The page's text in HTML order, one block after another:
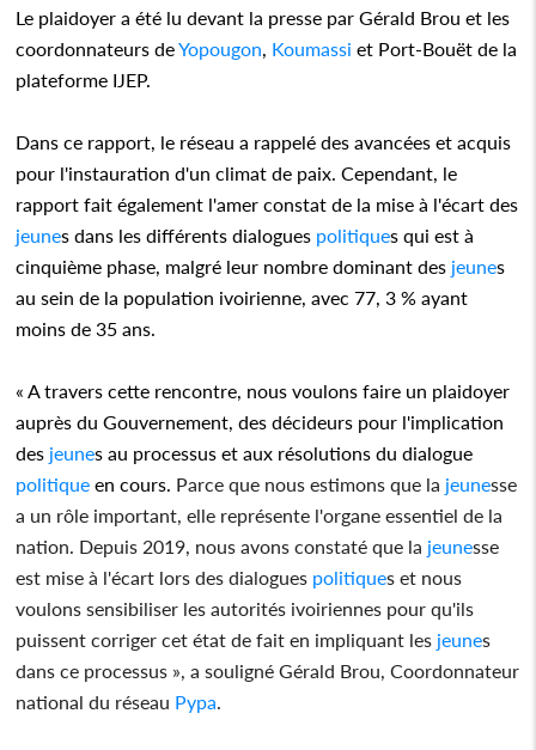
Le plaidoyer a été lu devant la presse par Gérald Brou et les
coordonnateurs deYopougon Koumassi et Port-Bouët de la
plateforme IJEP.
Dans ce rapport, le réseau a rappelé des avancées et acquis
pour l'instauration d'un climat de paix. Cependant, le
rapport fait également l'amer constat de la mise à l'écart des
jeunes dans les différents dialogues politiques qui est à
cinquième phase, malgré leur nombre dominant des jeunes
au sein de la population ivoirienne, avec 77, 3 % ayant
moins de 35 ans.
« A travers cette rencontre, nous voulons faire un plaidoyer
auprès du Gouvernement, des décideurs pour l'implication
des jeunes au processus et aux résolutions du dialogue
politique en cours. Parce que nous estimons que la jeunesse
a un rôle important, elle représente l'organe essentiel de la
nation. Depuis 2019, nous avons constaté que la jeunesse
est mise à l'écart lors des dialogues politiques et nous
voulons sensibiliser les autorités ivoiriennes pour qu'ils
puissent corriger cet état de fait en impliquant les jeunes
dans ce processus », a souligné Gérald Brou, Coordonnateur
national du réseau Pypa